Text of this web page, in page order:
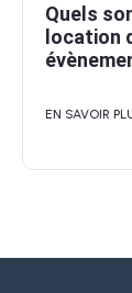
Quels
location
EN SAVOIR